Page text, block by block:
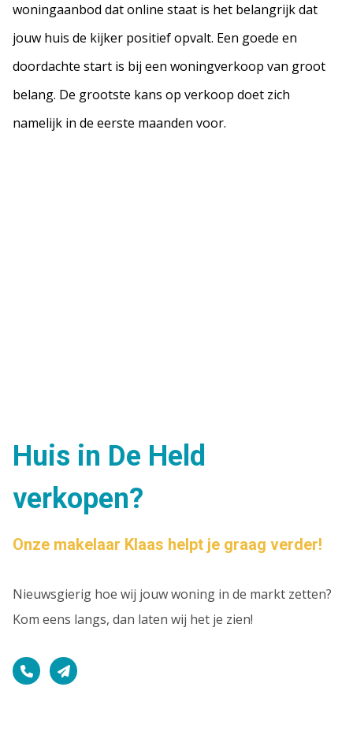
woningaanbod dat online staat is het belangrijk dat
jouw huis de kijker positief opvalt. Een goede en
doordachte start is bij een woningverkoop van groot
belang. De grootste kans op verkoop doet zich
namelijk in de eerste maanden voor.
Huis in De Held
verkopen?
Onze makelaar Klaas helpt je graag verder!
Nieuwsgierig hoe wij jouw woning in de markt zetten?
Kom eens langs, dan laten wij het je zien!